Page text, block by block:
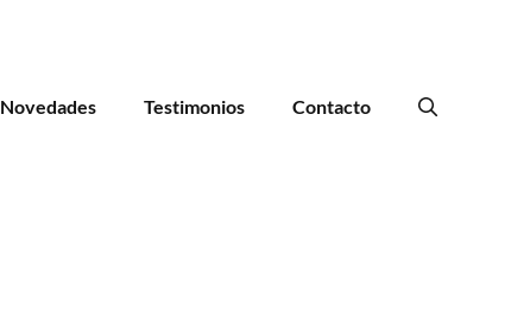
Novedades Testimonios Contacto